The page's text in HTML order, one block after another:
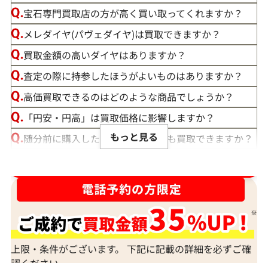
宝石専門買取店の方が高く買い取ってくれますか？
メレダイヤ(パヴェダイヤ)は買取できますか？
買取金額の高いダイヤはありますか？
査定の際に持参したほうがよいものはありますか？
高価買取できるのはどのような商品でしょうか？
「円安・円高」は買取価格に影響しますか？
随分前に購入したダイヤモンドでも買取できますか？
宝石の大きさは買取価格に影響する？
ダイヤモンドの買取価格には、どんなことが影響しま
すか？
身分証明書がなぜ必要？
もっと見る
上限・条件がございます。 下記に記載の詳細を必ずご確